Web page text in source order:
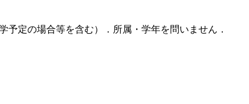
定の場合等を含む）．所属・学年を問いません．